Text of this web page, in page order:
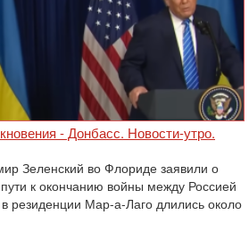
- Донбасс. Новости-утро.
Зеленский во Флориде заявили о
к окончанию войны между Россией
резиденции Мар-а-Лаго длились около